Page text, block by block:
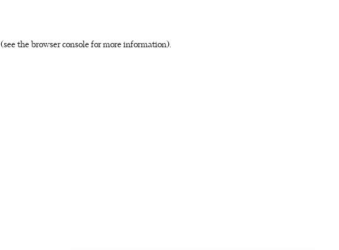
(see the browser console for more information).